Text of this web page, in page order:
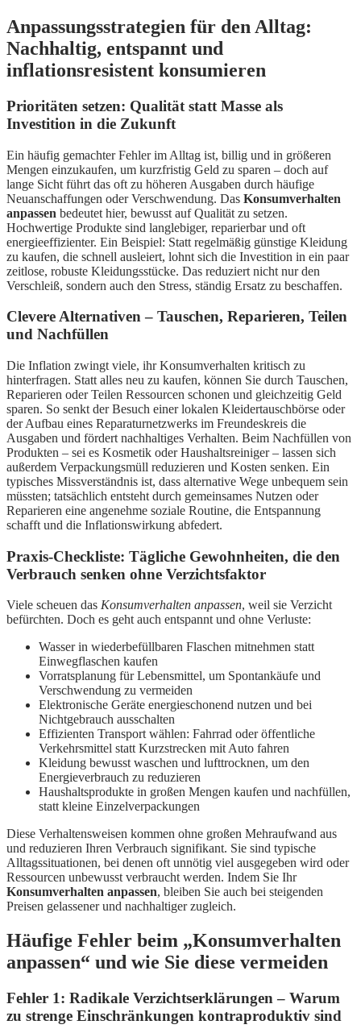
Anpassungsstrategien für den Alltag:
Nachhaltig, entspannt und
inflationsresistent konsumieren
Prioritäten setzen: Qualität statt Masse als
Investition in die Zukunft
Ein häufig gemachter Fehler im Alltag ist, billig und in größeren
Mengen einzukaufen, um kurzfristig Geld zu sparen – doch auf
lange Sicht führt das oft zu höheren Ausgaben durch häufige
Neuanschaffungen oder Verschwendung. Das Konsumverhalten
anpassen bedeutet hier, bewusst auf Qualität zu setzen.
Hochwertige Produkte sind langlebiger, reparierbar und oft
energieeffizienter. Ein Beispiel: Statt regelmäßig günstige Kleidung
zu kaufen, die schnell ausleiert, lohnt sich die Investition in ein paar
zeitlose, robuste Kleidungsstücke. Das reduziert nicht nur den
Verschleiß, sondern auch den Stress, ständig Ersatz zu beschaffen.
Clevere Alternativen – Tauschen, Reparieren, Teilen
und Nachfüllen
Die Inflation zwingt viele, ihr Konsumverhalten kritisch zu
hinterfragen. Statt alles neu zu kaufen, können Sie durch Tauschen,
Reparieren oder Teilen Ressourcen schonen und gleichzeitig Geld
sparen. So senkt der Besuch einer lokalen Kleidertauschbörse oder
der Aufbau eines Reparaturnetzwerks im Freundeskreis die
Ausgaben und fördert nachhaltiges Verhalten. Beim Nachfüllen von
Produkten – sei es Kosmetik oder Haushaltsreiniger – lassen sich
außerdem Verpackungsmüll reduzieren und Kosten senken. Ein
typisches Missverständnis ist, dass alternative Wege unbequem sein
müssten; tatsächlich entsteht durch gemeinsames Nutzen oder
Reparieren eine angenehme soziale Routine, die Entspannung
schafft und die Inflationswirkung abfedert.
Praxis-Checkliste: Tägliche Gewohnheiten, die den
Verbrauch senken ohne Verzichtsfaktor
Viele scheuen das Konsumverhalten anpassen, weil sie Verzicht
befürchten. Doch es geht auch entspannt und ohne Verluste:
Wasser in wiederbefüllbaren Flaschen mitnehmen statt
Einwegflaschen kaufen
Vorratsplanung für Lebensmittel, um Spontankäufe und
Verschwendung zu vermeiden
Elektronische Geräte energieschonend nutzen und bei
Nichtgebrauch ausschalten
Effizienten Transport wählen: Fahrrad oder öffentliche
Verkehrsmittel statt Kurzstrecken mit Auto fahren
Kleidung bewusst waschen und lufttrocknen, um den
Energieverbrauch zu reduzieren
Haushaltsprodukte in großen Mengen kaufen und nachfüllen,
statt kleine Einzelverpackungen
Diese Verhaltensweisen kommen ohne großen Mehraufwand aus
und reduzieren Ihren Verbrauch signifikant. Sie sind typische
Alltagssituationen, bei denen oft unnötig viel ausgegeben wird oder
Ressourcen unbewusst verbraucht werden. Indem Sie Ihr
Konsumverhalten anpassen, bleiben Sie auch bei steigenden
Preisen gelassener und nachhaltiger zugleich.
Häufige Fehler beim „Konsumverhalten
anpassen“ und wie Sie diese vermeiden
Fehler 1: Radikale Verzichtserklärungen – Warum
zu strenge Einschränkungen kontraproduktiv sind